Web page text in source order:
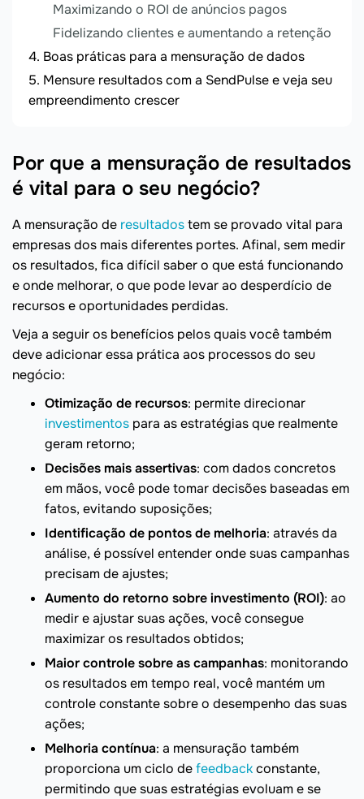
Maximizando o ROI de anúncios pagos
Fidelizando clientes e aumentando a retenção
Boas práticas para a mensuração de dados
Mensure resultados com a SendPulse e veja seu
empreendimento crescer
Por que a mensuração de resultados
é vital para o seu negócio?
A mensuração de resultadostem se provado vital para
empresas dos mais diferentes portes. Afinal, sem medir
os resultados, fica difícil saber o que está funcionando
e onde melhorar, o que pode levar ao desperdício de
recursos e oportunidades perdidas.
Veja a seguir os benefícios pelos quais você também
deve adicionar essa prática aos processos do seu
negócio:
Otimização de recursos: permite direcionar
investimentos para as estratégias que realmente
geram retorno;
Decisões mais assertivas: com dados concretos
em mãos, você pode tomar decisões baseadas em
fatos, evitando suposições;
Identificação de pontos de melhoria: através da
análise, é possível entender onde suas campanhas
precisam de ajustes;
Aumento do retorno sobre investimento (ROI): ao
medir e ajustar suas ações, você consegue
maximizar os resultados obtidos;
Maior controle sobre as campanhas: monitorando
os resultados em tempo real, você mantém um
controle constante sobre o desempenho das suas
ações;
Melhoria contínua: a mensuração também
proporciona um ciclo defeedbackconstante,
permitindo que suas estratégias evoluam e se